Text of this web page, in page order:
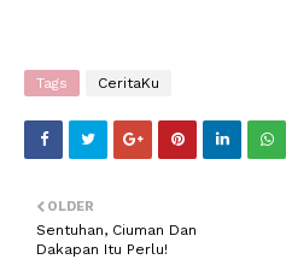
Tags CeritaKu
OLDER
Sentuhan, Ciuman Dan
Dakapan Itu Perlu!